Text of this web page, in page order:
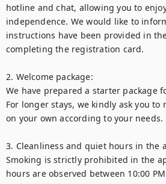
hotline and chat, allowing you to
independence. We would like to
instructions have been provided in
completing the registration card.
2. Welcome package:
We have prepared a starter package
For longer stays, we kindly ask you to
on your own according to your needs.
3. Cleanliness and quiet hours in the
Smoking is strictly prohibited in the
hours are observed between 10:00